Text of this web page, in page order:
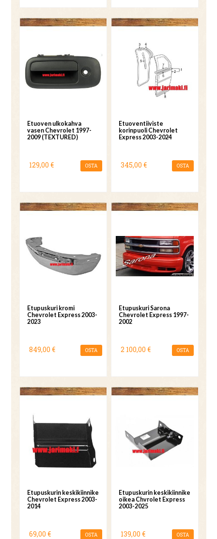
Etuoven ulkokahva
vasen Chevrolet 1997-
2009 (TEXTURED)
129,00 € OSTA
Etuoventiiviste
korinpuoli Chevrolet
Express 2003-2024
345,00 € OSTA
Etupuskuri kromi
Chevrolet Express 2003-
2023
849,00 € OSTA
Etupuskuri Sarona
Chevrolet Express 1997-
2002
2 100,00 € OSTA
Etupuskurin keskikiinnike
Chevrolet Express 2003-
2014
69,00 € OSTA
Etupuskurin keskikiinnike
oikea Chvrolet Express
2003-2025
139,00 € OSTA